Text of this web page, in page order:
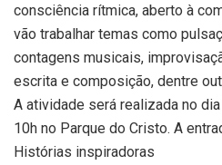
consciência rítmica, aberto à
vão trabalhar temas como
contagens musicais,
escrita e composição, dentre
A atividade será realizada no
10h no Parque do Cristo. A
Histórias inspiradoras